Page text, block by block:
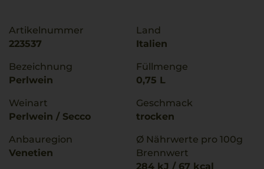
Artikelnummer
223537
Bezeichnung
Perlwein
Weinart
Perlwein / Secco
Anbauregion
Venetien
Land
Italien
Füllmenge
0,75 L
Geschmack
trocken
Ø Nährwerte pro 100g
Brennwert
284 kJ / 67 kcal